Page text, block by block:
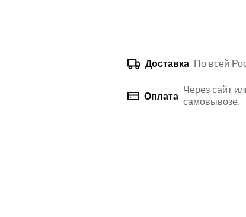
Доставка По всей
Оплата
Через сайт
самовывозе.